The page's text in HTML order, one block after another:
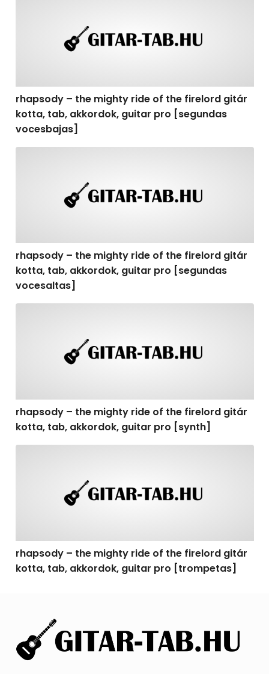
rhapsody – the mighty ride of the firelord gitár
kotta, tab, akkordok, guitar pro [segundas
vocesbajas]
rhapsody – the mighty ride of the firelord gitár
kotta, tab, akkordok, guitar pro [segundas
vocesaltas]
rhapsody – the mighty ride of the firelord gitár
kotta, tab, akkordok, guitar pro [synth]
rhapsody – the mighty ride of the firelord gitár
kotta, tab, akkordok, guitar pro [trompetas]